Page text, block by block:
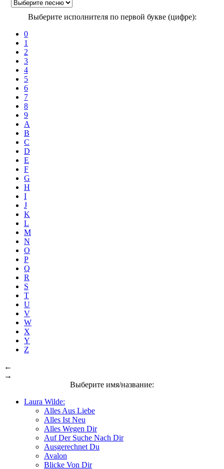
Выберите исполнителя по первой букве (цифре):
0
1
2
3
4
5
6
7
8
9
A
B
C
D
E
F
G
H
I
J
K
L
M
N
O
P
Q
R
S
T
U
V
W
X
Y
Z
←
→
Выберите имя/название:
Laura Wilde:
Alles Aus Liebe
Alles Ist Neu
Alles Wegen Dir
Auf Der Suche Nach Dir
Ausgerechnet Du
Avalon
Blicke Von Dir